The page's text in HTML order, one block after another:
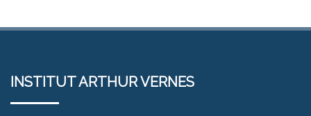
INSTITUT ARTHUR VERNES